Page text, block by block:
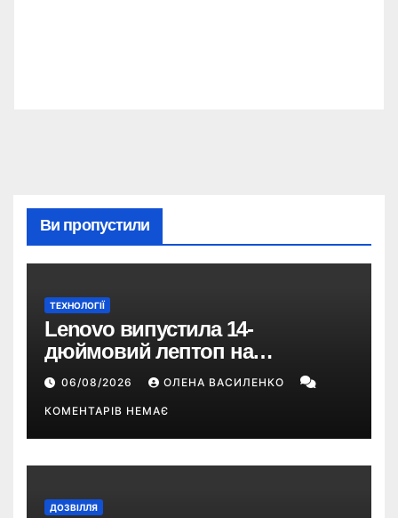
Ви пропустили
ТЕХНОЛОГІЇ
Lenovo випустила 14-
дюймовий лептоп на
Snapdragon X2 з автономністю
понад 33 години
06/08/2026 ОЛЕНА ВАСИЛЕНКО
КОМЕНТАРІВ НЕМАЄ
ДОЗВІЛЛЯ